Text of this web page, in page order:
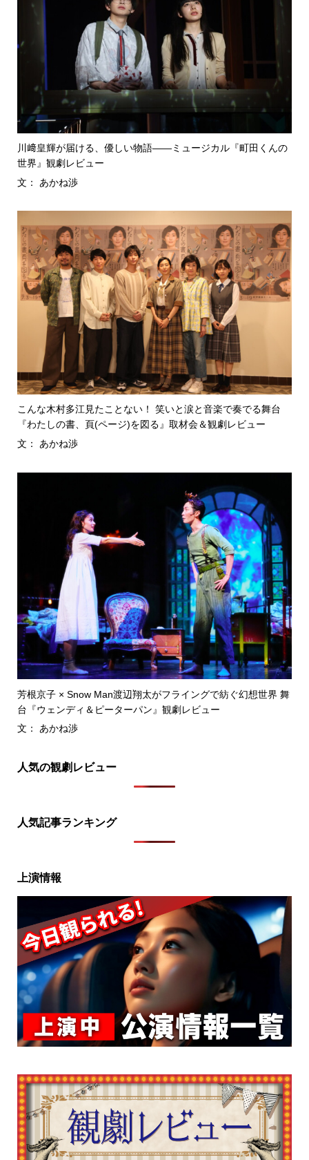
川﨑皇輝が届ける、優しい物語――ミュージカル『町田くんの
世界』観劇レビュー
文： あかね渉
こんな木村多江見たことない！ 笑いと涙と音楽で奏でる舞台
『わたしの書、頁(ページ)を図る』取材会＆観劇レビュー
文： あかね渉
芳根京子 × Snow Man渡辺翔太がフライングで紡ぐ幻想世界 舞
台『ウェンディ＆ピーターパン』観劇レビュー
文： あかね渉
人気の観劇レビュー
人気記事ランキング
上演情報